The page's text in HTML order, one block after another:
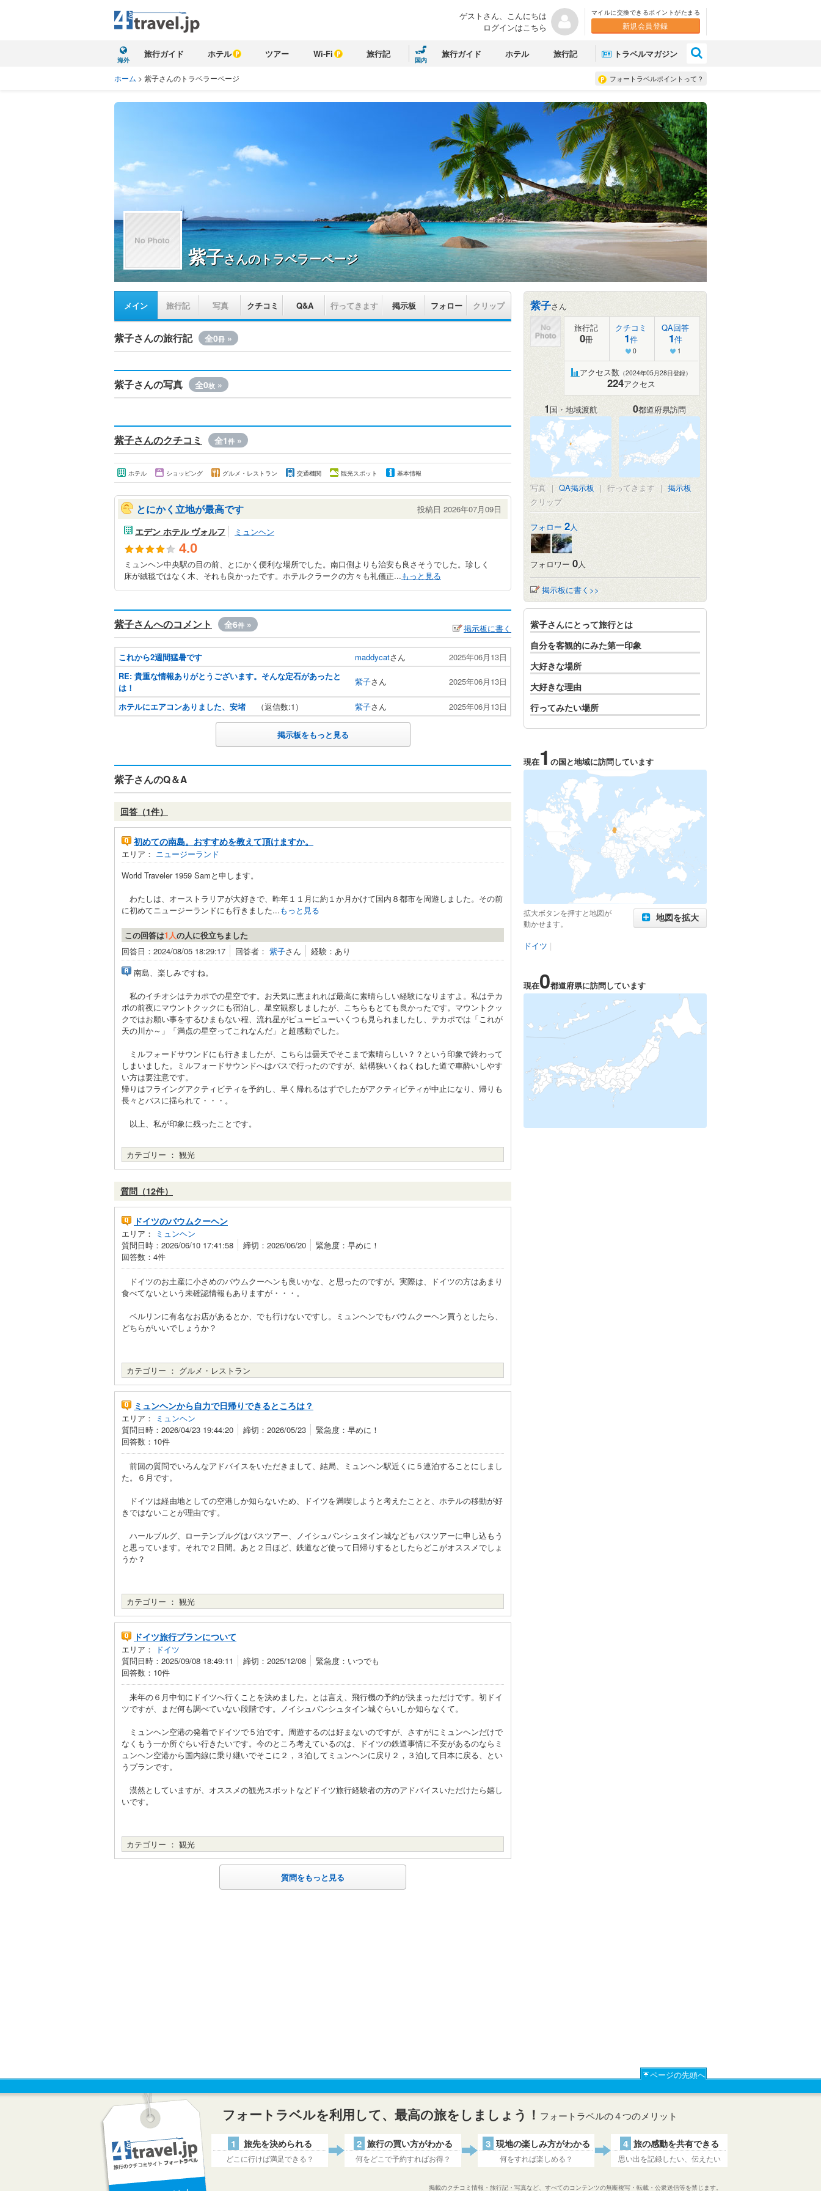
ゲストさん、こんにちは
ログインはこちら
マイルに交換できるポイントがたまる
新規会員登録
海外
旅行ガイド ホテル ツアー Wi-Fi 旅行記
国内
旅行ガイド ホテル 旅行記 トラベルマガジン
フォートラベルポイントって？
ホーム > 紫子さんのトラベラーページ
紫子さんのトラベラーページ
メイン 旅行記 写真 クチコミ Q&A 行ってきます 掲示板 フォロー クリップ
紫子さんの旅行記 全0冊 »
紫子さんの写真 全0枚 »
紫子さんのクチコミ 全1件 »
ホテル ショッピング グルメ・レストラン 交通機関 観光スポット 基本情報
とにかく立地が最高です 投稿日 2026年07月09日
エデン ホテル ヴォルフ ミュンヘン
4.0
ミュンヘン中央駅の目の前、とにかく便利な場所でした。南口側よりも治安も良さそうでした。珍しく
床が絨毯ではなく木、それも良かったです。ホテルクラークの方々も礼儀正...もっと見る
紫子さんへのコメント 全6件 » 掲示板に書く
これから2週間猛暑です maddycatさん
2025年06月13日
RE: 貴重な情報ありがとうございます。そんな定石があったと
は！
紫子さん 2025年06月13日
ホテルにエアコンありました、安堵 （返信数:1） 紫子さん 2025年06月13日
掲示板をもっと見る
紫子さんのQ＆A
回答（1件）
初めての南島。おすすめを教えて頂けますか。
エリア： ニュージーランド
World Traveler 1959 Samと申します。
わたしは、オーストラリアが大好きで、昨年１１月に約１か月かけて国内８都市を周遊しました。その前
に初めてニュージーランドにも行きました...もっと見る
この回答は1人の人に役立ちました
回答日：2024/08/05 18:29:17
回答者： 紫子さん
経験：あり
南島、楽しみですね。
私のイチオシはテカポでの星空です。お天気に恵まれれば最高に素晴らしい経験になりますよ。私はテカ
ポの前夜にマウントクックにも宿泊し、星空観察しましたが、こちらもとても良かったです。マウントクッ
クではお願い事をするひまもない程、流れ星がビュービューいくつも見られましたし、テカポでは「これが
天の川か～」「満点の星空ってこれなんだ」と超感動でした。
ミルフォードサウンドにも行きましたが、こちらは曇天でそこまで素晴らしい？？という印象で終わって
しまいました。ミルフォードサウンドへはバスで行ったのですが、結構狭いくねくねした道で車酔いしやす
い方は要注意です。
帰りはフライングアクティビティを予約し、早く帰れるはずでしたがアクティビティが中止になり、帰りも
長々とバスに揺られて・・・。
以上、私が印象に残ったことです。
カテゴリー ： 観光
質問（12件）
ドイツのバウムクーヘン
エリア：
ミュンヘン
質問日時：2026/06/10 17:41:58
締切：2026/06/20
緊急度：早めに！
回答数：4件
ドイツのお土産に小さめのバウムクーヘンも良いかな、と思ったのですが。実際は、ドイツの方はあまり
食べてないという未確認情報もありますが・・・。
ベルリンに有名なお店があるとか、でも行けないですし。ミュンヘンでもバウムクーヘン買うとしたら、
どちらがいいでしょうか？
カテゴリー ： グルメ・レストラン
ミュンヘンから自力で日帰りできるところは？
エリア：
ミュンヘン
質問日時：2026/04/23 19:44:20
締切：2026/05/23
緊急度：早めに！
回答数：10件
前回の質問でいろんなアドバイスをいただきまして、結局、ミュンヘン駅近くに５連泊することにしまし
た。６月です。
ドイツは経由地としての空港しか知らないため、ドイツを満喫しようと考えたことと、ホテルの移動が好
きではないことが理由です。
ハールブルグ、ローテンブルグはバスツアー、ノイシュバンシュタイン城などもバスツアーに申し込もう
と思っています。それで２日間。あと２日ほど、鉄道など使って日帰りするとしたらどこがオススメでしょ
うか？
カテゴリー ： 観光
ドイツ旅行プランについて
エリア：
ドイツ
質問日時：2025/09/08 18:49:11
締切：2025/12/08
緊急度：いつでも
回答数：10件
来年の６月中旬にドイツへ行くことを決めました。とは言え、飛行機の予約が決まっただけです。初ドイ
ツですが、まだ何も調べていない段階です。ノイシュバンシュタイン城ぐらいしか知らなくて。
ミュンヘン空港の発着でドイツで５泊です。周遊するのは好まないのですが、さすがにミュンヘンだけで
なくもう一か所ぐらい行きたいです。今のところ考えているのは、ドイツの鉄道事情に不安があるのならミ
ュンヘン空港から国内線に乗り継いでそこに２，３泊してミュンヘンに戻り２，３泊して日本に戻る、とい
うプランです。
漠然としていますが、オススメの観光スポットなどドイツ旅行経験者の方のアドバイスいただけたら嬉し
いです。
カテゴリー ： 観光
質問をもっと見る
紫子さん
旅行記
0冊
クチコミ
1件
0
QA回答
1件
1
アクセス数 （2024年05月28日登録）
224アクセス
1国・地域渡航 0都道府県訪問
写真 | QA掲示板 | 行ってきます | 掲示板
クリップ
フォロー 2人
フォロワー 0人
掲示板に書く>>
紫子さんにとって旅行とは
自分を客観的にみた第一印象
大好きな場所
大好きな理由
行ってみたい場所
現在1 の国と地域に訪問しています
拡大ボタンを押すと地図が
動かせます。
地図を拡大
ドイツ |
現在0都道府県に訪問しています
ページの先頭へ
フォートラベルを利用して、最高の旅をしましょう！ フォートラベルの４つのメリット
1 旅先を決められる
どこに行けば満足できる？
2 旅行の買い方がわかる
何をどこで予約すればお得？
3 現地の楽しみ方がわかる
何をすれば楽しめる？
4 旅の感動を共有できる
思い出を記録したい、伝えたい
掲載のクチコミ情報・旅行記・写真など、すべてのコンテンツの無断複写・転載・公衆送信等を禁じます。